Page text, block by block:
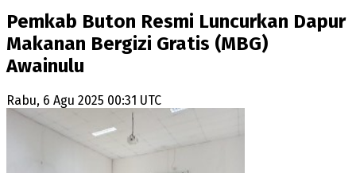
Pemkab Buton Resmi Luncurkan Dapur
Makanan Bergizi Gratis (MBG)
Awainulu
Rabu, 6 Agu 2025 00:31 UTC